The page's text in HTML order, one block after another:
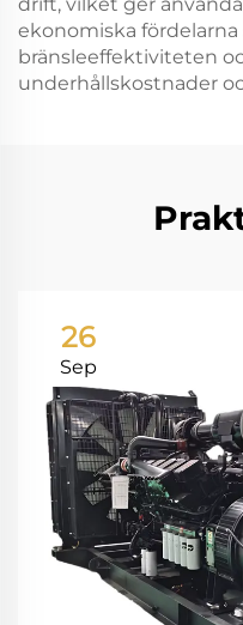
ekonomiska
bränsleeffektiviteten
underhållskostnader
26
Sep